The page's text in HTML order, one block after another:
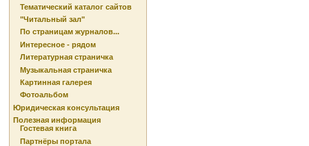
Тематический каталог сайтов
"Читальный зал"
По страницам журналов...
Интересное - рядом
Литературная страничка
Музыкальная страничка
Картинная галерея
Фотоальбом
Юридическая консультация
Полезная информация
Гостевая книга
Партнёры портала